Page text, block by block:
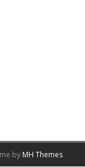
by MH Themes